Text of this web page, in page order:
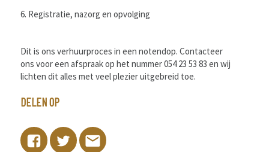
6. Registratie, nazorg en opvolging
Dit is ons verhuurproces in een notendop. Contacteer
ons voor een afspraak op het nummer 054 23 53 83 en wij
lichten dit alles met veel plezier uitgebreid toe.
DELEN OP